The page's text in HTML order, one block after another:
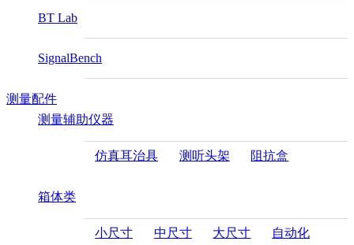
BT Lab
SignalBench
测量配件
测量辅助仪器
仿真耳治具 测听头架 阻抗盒
箱体类
小尺寸 中尺寸 大尺寸 自动化